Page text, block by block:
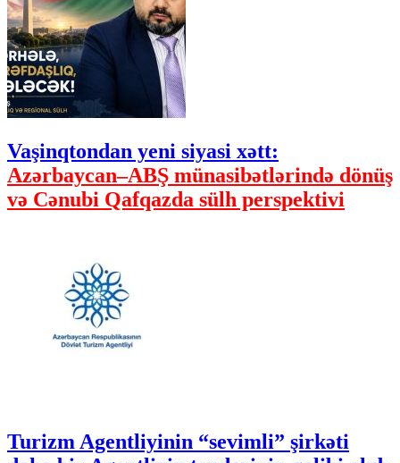
Vaşinqtondan yeni siyasi xətt:
Azərbaycan–ABŞ münasibətlərində dönüş
və Cənubi Qafqazda sülh perspektivi
Turizm Agentliyinin “sevimli” şirkəti